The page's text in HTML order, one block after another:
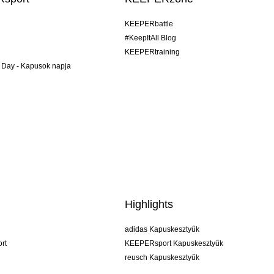
- Kapusok napja
KEEPERbattle
#KeepItAll Blog
KEEPERtraining
Highlights
adidas Kapuskesztyűk
KEEPERsport Kapuskesztyűk
reusch Kapuskesztyűk